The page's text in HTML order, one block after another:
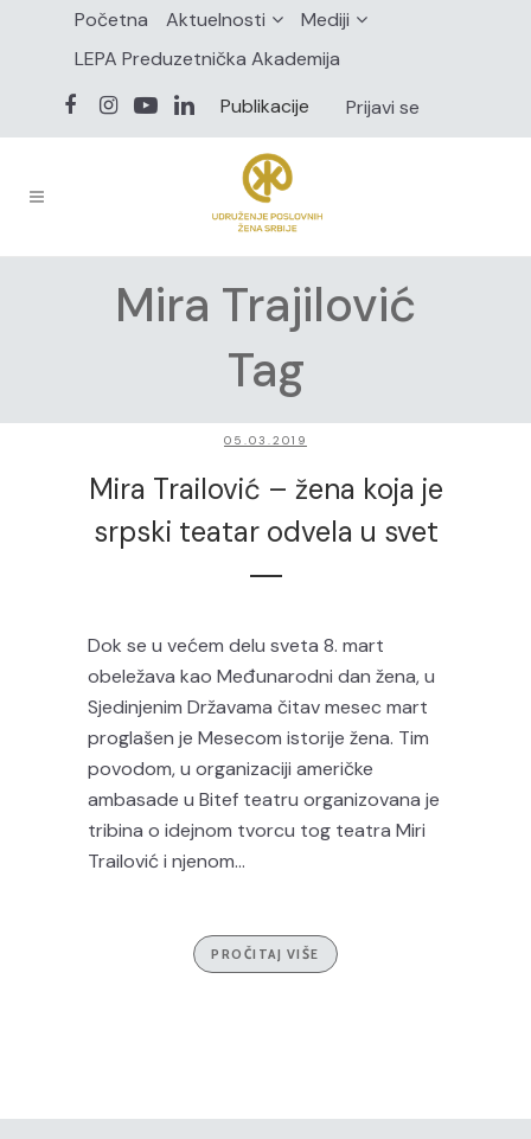
Početna Aktuelnosti
Mediji
LEPA Preduzetnička Akademija
Publikacije
Prijavi se
Mira Trajilović
Tag
05.03.2019
Mira Trailović – žena koja je
srpski teatar odvela u svet
Dok se u većem delu sveta 8. mart
obeležava kao Međunarodni dan žena, u
Sjedinjenim Državama čitav mesec mart
proglašen je Mesecom istorije žena. Tim
povodom, u organizaciji američke
ambasade u Bitef teatru organizovana je
tribina o idejnom tvorcu tog teatra Miri
Trailović i njenom...
PROČITAJ VIŠE